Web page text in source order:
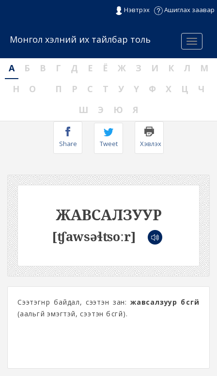
Нэвтрэх Ашиглах заавар
Menu
Монгол хэлний их тайлбар толь
А Б В Г Д Е Ё Ж З И К Л
М
Н
О П Р С Т У Ү Ф Х Ц
Ч
Ш
Э Ю Я
Share Tweet Хэвлэх
ЖАВСАЛЗУУР
[ʧawsəɬʦoːr]
Сээтэгнүүр байдал, сээтэн зан:жавсалзуур бүсгүй
(аальгүй эмэгтэй, сээтэн бүсгүй).